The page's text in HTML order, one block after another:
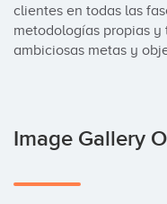
clientes en todas las
metodologías propias y
ambiciosas metas y
Image Gallery